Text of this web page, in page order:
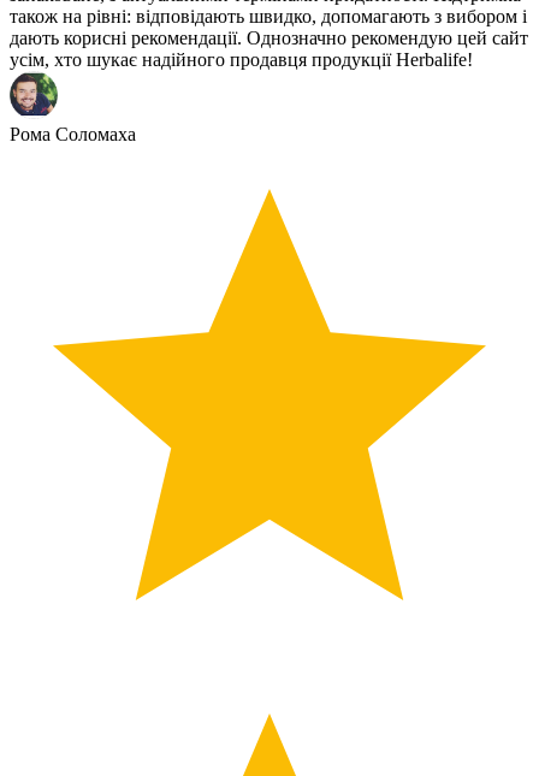
також на рівні: відповідають швидко, допомагають з вибором і
дають корисні рекомендації. Однозначно рекомендую цей сайт
усім, хто шукає надійного продавця продукції Herbalife!
Рома Соломаха